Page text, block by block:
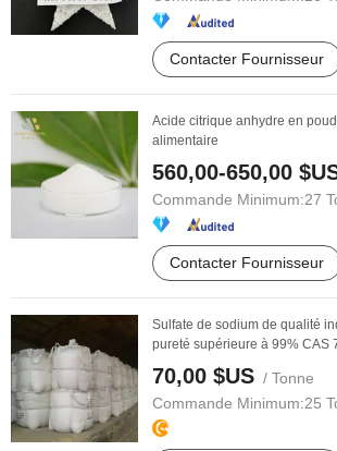
Contacter Fournisseur
Acide citrique anhydre en
alimentaire
560,00-650,00
Commande Minimum:27
Contacter Fournisseur
Sulfate de sodium de qualité
pureté supérieure à 99% CAS
70,00 $US / Tonne
Commande Minimum:25